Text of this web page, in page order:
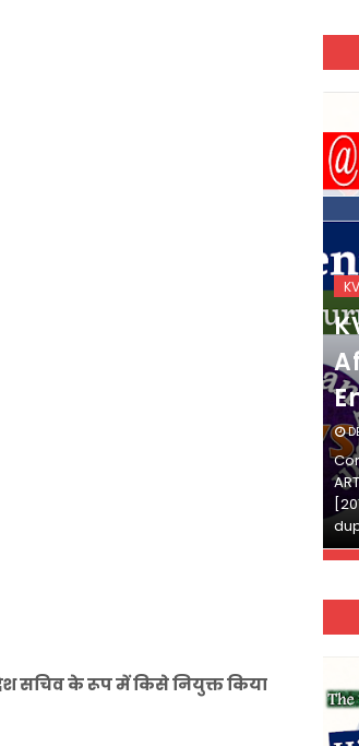
सचिव के रूप में किसे नियुक्त किया